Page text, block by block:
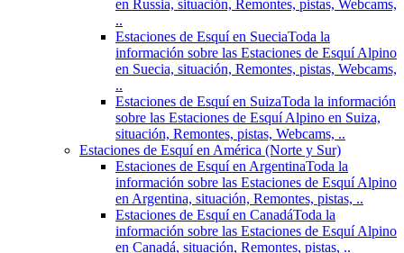
en Russia, situación, Remontes, pistas, Webcams,
..
Estaciones de Esquí en SueciaToda la
información sobre las Estaciones de Esquí Alpino
en Suecia, situación, Remontes, pistas, Webcams,
..
Estaciones de Esquí en SuizaToda la información
sobre las Estaciones de Esquí Alpino en Suiza,
situación, Remontes, pistas, Webcams, ..
Estaciones de Esquí en América (Norte y Sur)
Estaciones de Esquí en ArgentinaToda la
información sobre las Estaciones de Esquí Alpino
en Argentina, situación, Remontes, pistas, ..
Estaciones de Esquí en CanadáToda la
información sobre las Estaciones de Esquí Alpino
en Canadá, situación, Remontes, pistas, ..